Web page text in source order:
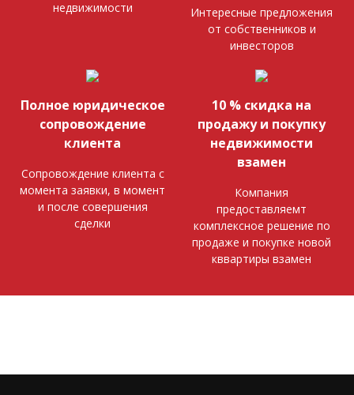
недвижимости
Интересные предложения
от собственников и
инвесторов
Полное юридическое
сопровождение
клиента
Сопровождение клиента с
момента заявки, в момент
и после совершения
сделки
10 % скидка на
продажу и покупку
недвижимости
взамен
Компания
предоставляемт
комплексное решение по
продаже и покупке новой
кввартиры взамен